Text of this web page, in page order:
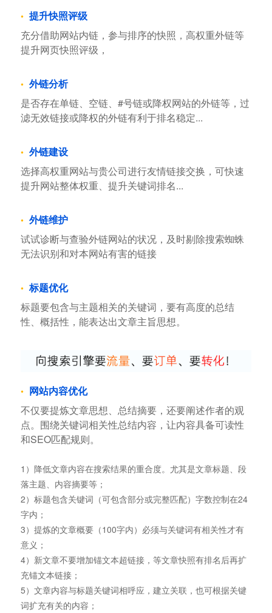
提升快照评级
充分借助网站内链，参与排序的快照，高权重外链等
提升网页快照评级，
外链分析
是否存在单链、空链、#号链或降权网站的外链等，过
滤无效链接或降权的外链有利于排名稳定...
外链建设
选择高权重网站与贵公司进行友情链接交换，可快速
提升网站整体权重、提升关键词排名...
外链维护
试试诊断与查验外链网站的状况，及时剔除搜索蜘蛛
无法识别和对本网站有害的链接
标题优化
标题要包含与主题相关的关键词，要有高度的总结
性、概括性，能表达出文章主旨思想。
网站内容优化
不仅要提炼文章思想、总结摘要，还要阐述作者的观
点。围绕关键词相关性总结内容，让内容具备可读性
和SEO匹配规则。
1）降低文章内容在搜索结果的重合度。尤其是文章标题、段
落主题、内容摘要等；
2）标题包含关键词（可包含部分或完整匹配）字数控制在24
字内；
3）提炼的文章概要（100字内）必须与关键词有相关性才有
意义；
4）新文章不要增加锚文本超链接，等文章快照有排名后再扩
充锚文本链接；
5）文章内容与标题关键词相呼应，建立关联，也可根据关键
词扩充有关的内容；